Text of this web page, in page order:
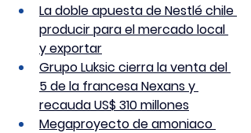
La doble apuesta de Nestlé chile
producir para el mercado local
y exportar
Grupo Luksic cierra la venta del
5 de la francesa Nexans y
recauda US$ 310 millones
Megaproyecto de amoniaco